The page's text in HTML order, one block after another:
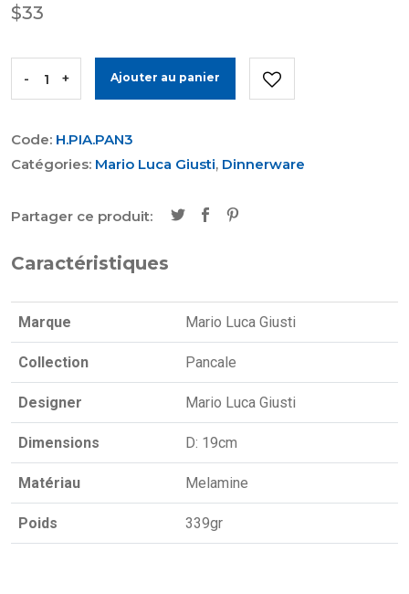
$33
- + Ajouter au panier
Code: H.PIA.PAN3
Catégories: Mario Luca Giusti, Dinnerware
Partager ce produit:
Caractéristiques
Marque Mario Luca Giusti
Collection Pancale
Designer Mario Luca Giusti
Dimensions D: 19cm
Matériau Melamine
Poids 339gr